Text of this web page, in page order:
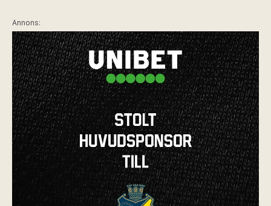
Annons: